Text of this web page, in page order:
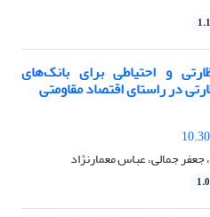
و احتیاطی برای بانک‌های
در راستای اقتصاد مقاومتی
جمالی، عباس معمارنژاد